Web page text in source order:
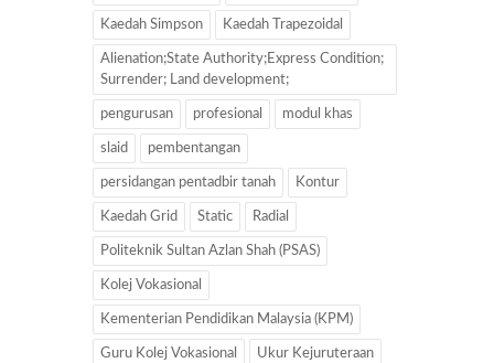
Kaedah Simpson Kaedah Trapezoidal
Alienation;State Authority;Express Condition;
Surrender; Land development;
pengurusan profesional modul khas
slaid pembentangan
persidangan pentadbir tanah Kontur
Kaedah Grid Static Radial
Politeknik Sultan Azlan Shah (PSAS)
Kolej Vokasional
Kementerian Pendidikan Malaysia (KPM)
Guru Kolej Vokasional Ukur Kejuruteraan